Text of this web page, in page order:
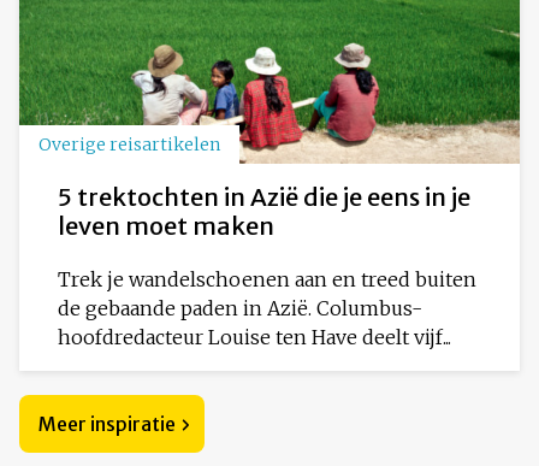
Overige reisartikelen
5 trektochten in Azië die je eens in je
leven moet maken
Trek je wandelschoenen aan en treed buiten
de gebaande paden in Azië. Columbus-
hoofdredacteur Louise ten Have deelt vijf...
Meer inspiratie